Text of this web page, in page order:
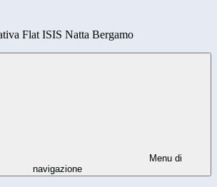
Flat ISIS Natta Bergamo
Menu di
navigazione